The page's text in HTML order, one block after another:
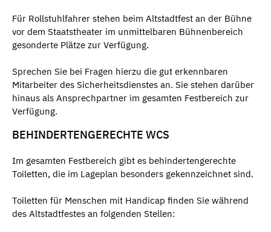
Für Rollstuhlfahrer stehen beim Altstadtfest an der Bühne
vor dem Staatstheater im unmittelbaren Bühnenbereich
gesonderte Plätze zur Verfügung.
Sprechen Sie bei Fragen hierzu die gut erkennbaren
Mitarbeiter des Sicherheitsdienstes an. Sie stehen darüber
hinaus als Ansprechpartner im gesamten Festbereich zur
Verfügung.
BEHINDERTENGERECHTE WCS
Im gesamten Festbereich gibt es behindertengerechte
Toiletten, die im Lageplan besonders gekennzeichnet sind.
Toiletten für Menschen mit Handicap finden Sie während
des Altstadtfestes an folgenden Stellen: